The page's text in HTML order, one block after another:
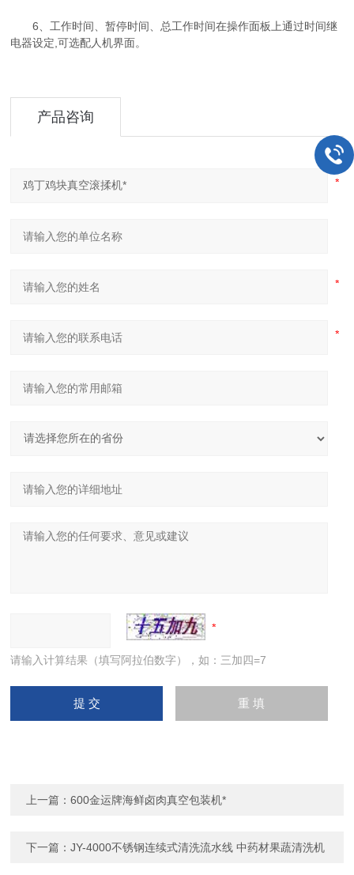
6、工作时间、暂停时间、总工作时间在操作面板上通过时间继
电器设定,可选配人机界面。
产品咨询
请输入计算结果（填写阿拉伯数字），如：三加四=7
上一篇：600金运牌海鲜卤肉真空包装机*
下一篇：JY-4000不锈钢连续式清洗流水线 中药材果蔬清洗机